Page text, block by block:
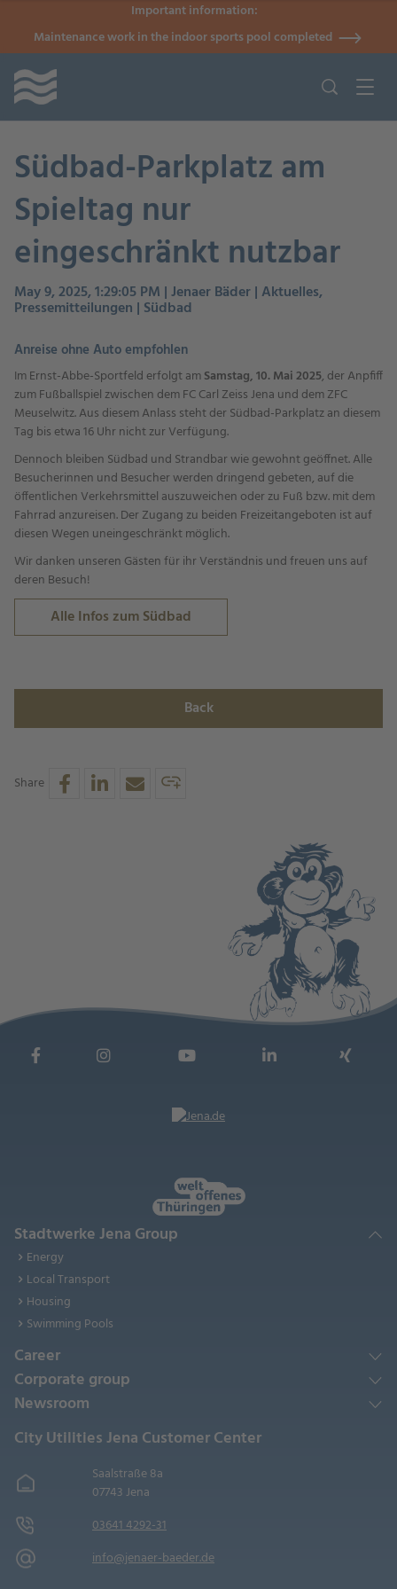
Important information:
Maintenance work in the indoor sports pool completed
Südbad-Parkplatz am
Spieltag nur
eingeschränkt nutzbar
May 9, 2025, 1:29:05 PM | Jenaer Bäder | Aktuelles,
Pressemitteilungen | Südbad
Anreise ohne Auto empfohlen
Im Ernst-Abbe-Sportfeld erfolgt amSamstag, 10. Mai 2025, der Anpfiff
zum Fußballspiel zwischen dem FC Carl Zeiss Jena und dem ZFC
Meuselwitz. Aus diesem Anlass steht der Südbad-Parkplatz an diesem
Tag bis etwa 16 Uhr nicht zur Verfügung.
Dennoch bleiben Südbad und Strandbar wie gewohnt geöffnet. Alle
Besucherinnen und Besucher werden dringend gebeten, auf die
öffentlichen Verkehrsmittel auszuweichen oder zu Fuß bzw. mit dem
Fahrrad anzureisen. Der Zugang zu beiden Freizeitangeboten ist auf
diesen Wegen uneingeschränkt möglich.
Wir danken unseren Gästen für ihr Verständnis und freuen uns auf
deren Besuch!
Alle Infos zum Südbad
Back
Share
Stadtwerke Jena Group
Energy
Local Transport
Housing
Swimming Pools
Career
Corporate group
Newsroom
City Utilities Jena Customer Center
Saalstraße 8a
07743 Jena
03641 4292-31
info@jenaer-baeder.de